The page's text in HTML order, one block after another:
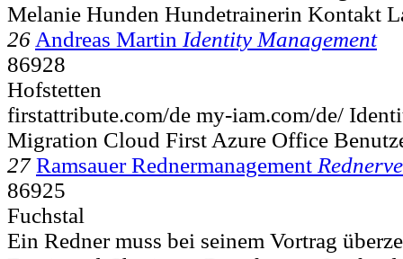
Melanie Hunden Hundetrainerin Kontakt
26 Andreas Martin Identity Management
86928
Hofstetten
firstattribute.com/de my-iam.com/de/
Migration Cloud First Azure Office
27 Ramsauer Rednermanagement
86925
Fuchstal
Ein Redner muss bei seinem Vortrag